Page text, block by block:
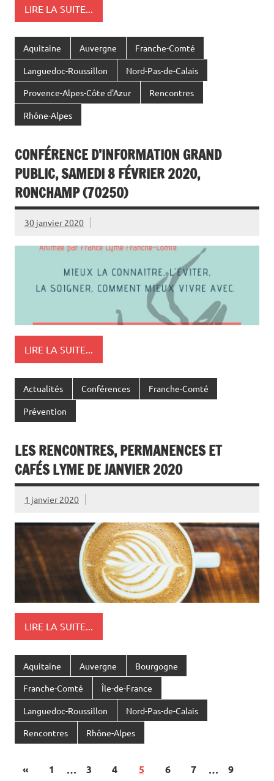
LIRE LA SUITE...
Aquitaine Auvergne Franche-Comté
Languedoc-Roussillon Nord-Pas-de-Calais
Provence-Alpes-Côte d'Azur Rencontres
Rhône-Alpes
CONFÉRENCE D’INFORMATION GRAND
PUBLIC, SAMEDI 8 FÉVRIER 2020,
RONCHAMP (70250)
30 janvier 2020
LIRE LA SUITE...
Actualités Conférences Franche-Comté
Prévention
LES RENCONTRES, PERMANENCES ET
CAFÉS LYME DE JANVIER 2020
1 janvier 2020
LIRE LA SUITE...
Aquitaine Auvergne Bourgogne
Franche-Comté Île-de-France
Languedoc-Roussillon Nord-Pas-de-Calais
Rencontres Rhône-Alpes
« 1 … 3 4 5 6 7 … 9